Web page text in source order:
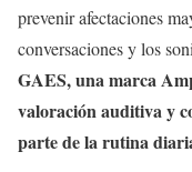
prevenir afectaciones
conversaciones y los
GAES, una marca
valoración auditiva y
parte de la rutina